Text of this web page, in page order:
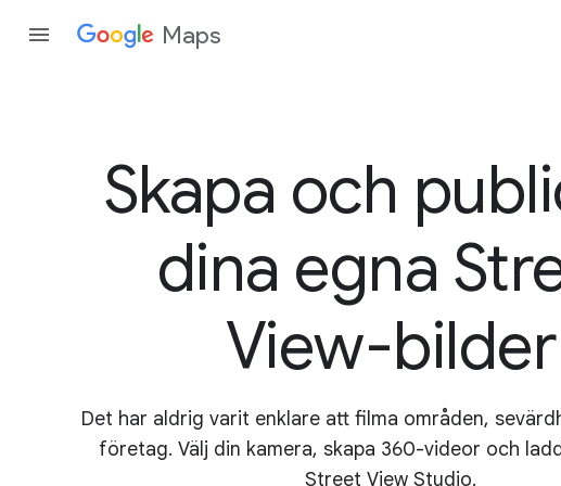
Maps
Skapa och
dina egna
View-bilder
Det har aldrig varit enklare att filma områden,
företag. Välj din kamera, skapa 360-videor och
Street View Studio.